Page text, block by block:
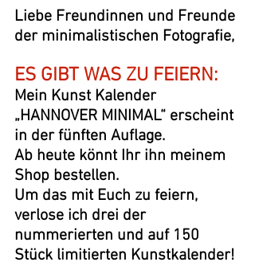
Liebe Freundinnen und Freunde
der minimalistischen Fotografie,
ES GIBT WAS ZU FEIERN:
Mein Kunst Kalender
„HANNOVER MINIMAL“ erscheint
in der fünften Auflage.
Ab heute könnt Ihr ihn meinem
Shop bestellen.
Um das mit Euch zu feiern,
verlose ich drei der
nummerierten und auf 150
Stück limitierten Kunstkalender!